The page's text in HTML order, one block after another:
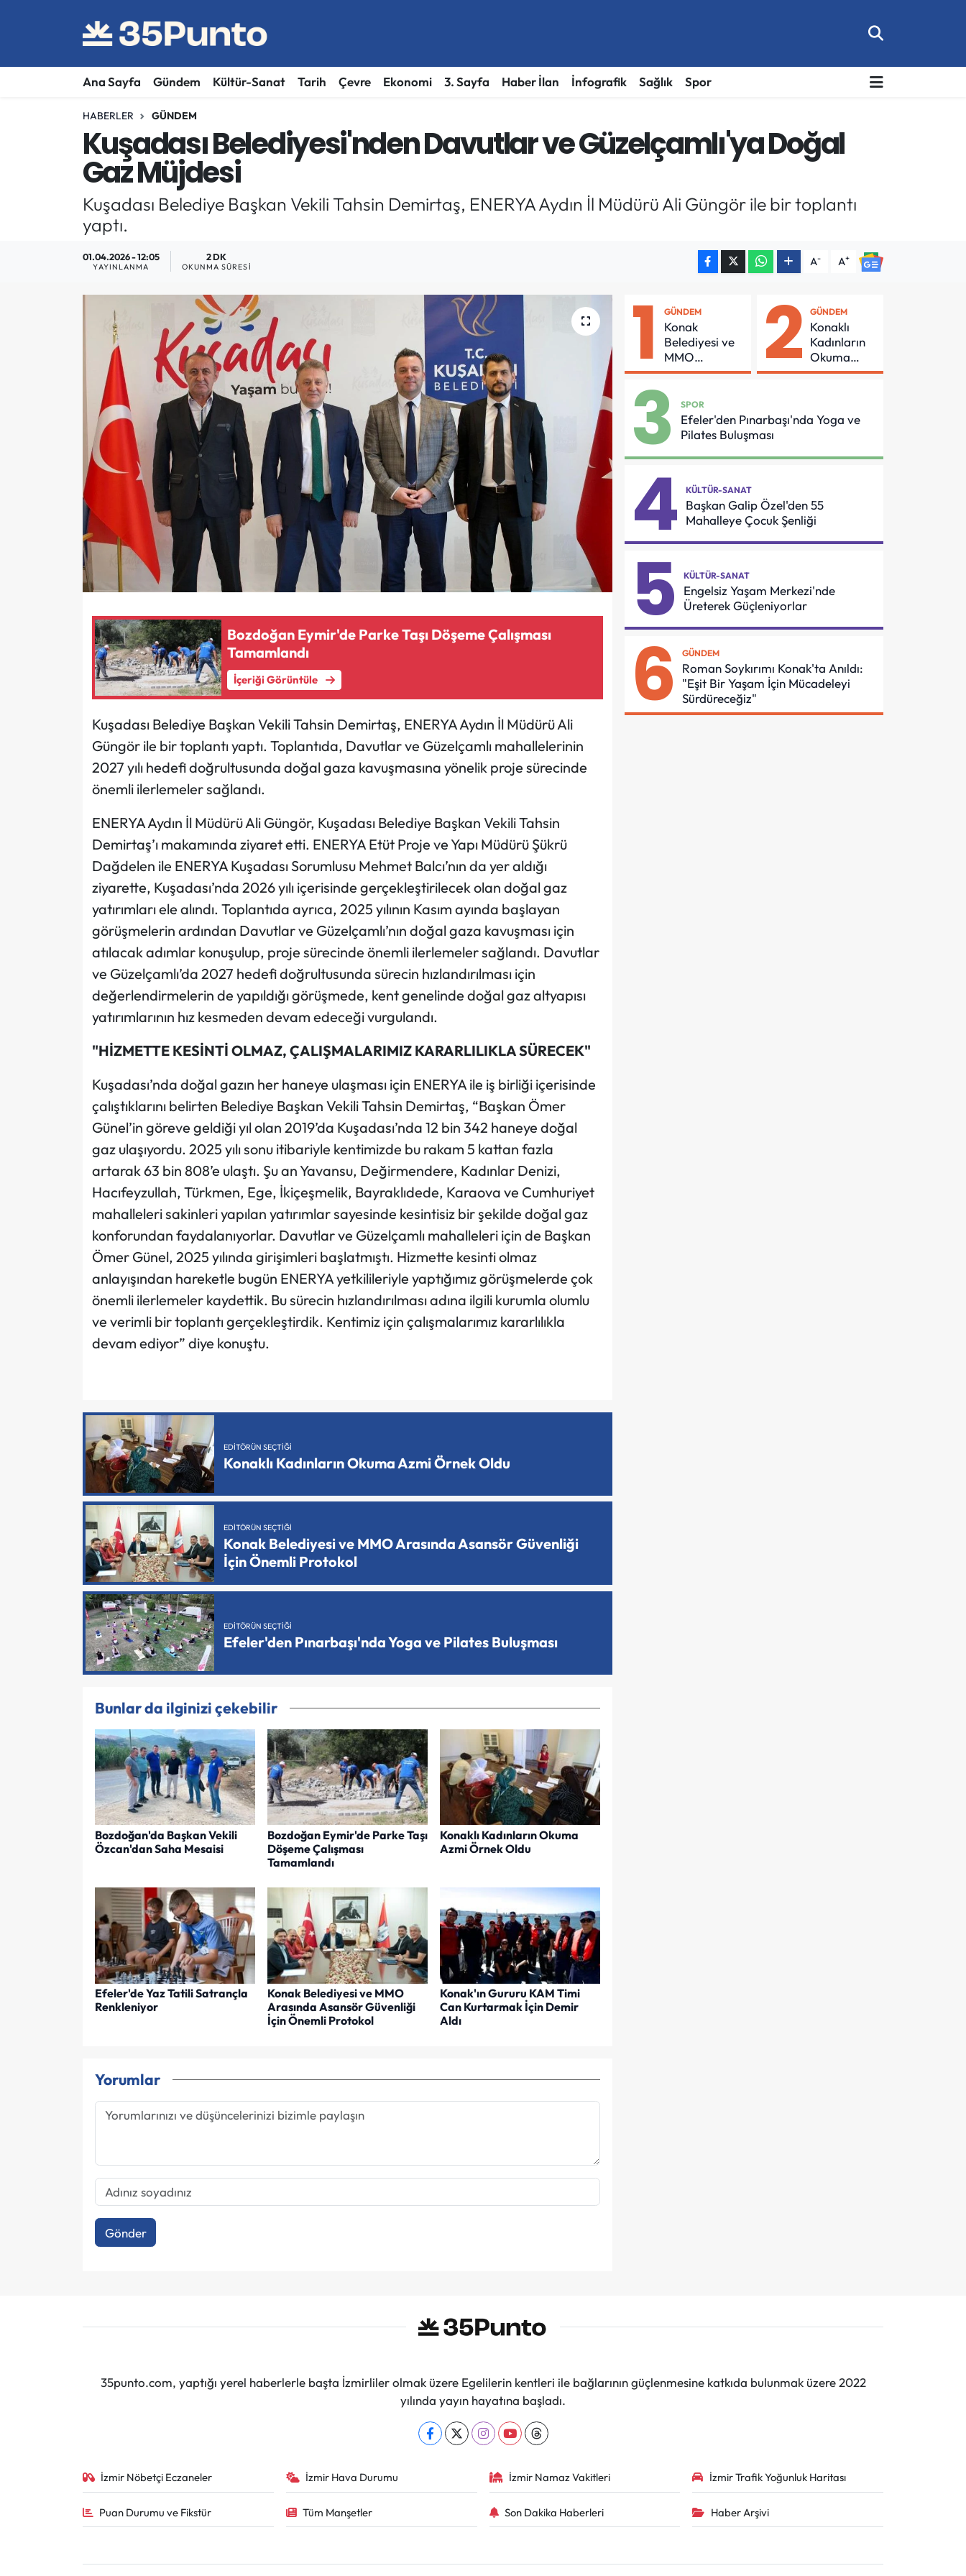
Ana Sayfa Gündem Kültür-Sanat Tarih Çevre Ekonomi 3. Sayfa Haber İlan İnfografik Sağlık Spor
HABERLER GÜNDEM
Kuşadası Belediyesi'nden Davutlar ve Güzelçamlı'ya Doğal
Gaz Müjdesi
Kuşadası Belediye Başkan Vekili Tahsin Demirtaş, ENERYA Aydın İl Müdürü Ali Güngör ile bir toplantı
yaptı.
01.04.2026 - 12:05
YAYINLANMA
2 DK
OKUNMA SÜRESI A- A+
Bozdoğan Eymir'de Parke Taşı Döşeme Çalışması
Tamamlandı
İçeriği Görüntüle
Kuşadası Belediye Başkan Vekili Tahsin Demirtaş, ENERYA Aydın İl Müdürü Ali
Güngör ile bir toplantı yaptı. Toplantıda, Davutlar ve Güzelçamlı mahallelerinin
2027 yılı hedefi doğrultusunda doğal gaza kavuşmasına yönelik proje sürecinde
önemli ilerlemeler sağlandı.
ENERYA Aydın İl Müdürü Ali Güngör, Kuşadası Belediye Başkan Vekili Tahsin
Demirtaş’ı makamında ziyaret etti. ENERYA Etüt Proje ve Yapı Müdürü Şükrü
Dağdelen ile ENERYA Kuşadası Sorumlusu Mehmet Balcı’nın da yer aldığı
ziyarette, Kuşadası’nda 2026 yılı içerisinde gerçekleştirilecek olan doğal gaz
yatırımları ele alındı. Toplantıda ayrıca, 2025 yılının Kasım ayında başlayan
görüşmelerin ardından Davutlar ve Güzelçamlı’nın doğal gaza kavuşması için
atılacak adımlar konuşulup, proje sürecinde önemli ilerlemeler sağlandı. Davutlar
ve Güzelçamlı’da 2027 hedefi doğrultusunda sürecin hızlandırılması için
değerlendirmelerin de yapıldığı görüşmede, kent genelinde doğal gaz altyapısı
yatırımlarının hız kesmeden devam edeceği vurgulandı.
"HİZMETTE KESİNTİ OLMAZ, ÇALIŞMALARIMIZ KARARLILIKLA SÜRECEK"
Kuşadası’nda doğal gazın her haneye ulaşması için ENERYA ile iş birliği içerisinde
çalıştıklarını belirten Belediye Başkan Vekili Tahsin Demirtaş, “Başkan Ömer
Günel’in göreve geldiği yıl olan 2019’da Kuşadası’nda 12 bin 342 haneye doğal
gaz ulaşıyordu. 2025 yılı sonu itibariyle kentimizde bu rakam 5 kattan fazla
artarak 63 bin 808’e ulaştı. Şu an Yavansu, Değirmendere, Kadınlar Denizi,
Hacıfeyzullah, Türkmen, Ege, İkiçeşmelik, Bayraklıdede, Karaova ve Cumhuriyet
mahalleleri sakinleri yapılan yatırımlar sayesinde kesintisiz bir şekilde doğal gaz
konforundan faydalanıyorlar. Davutlar ve Güzelçamlı mahalleleri için de Başkan
Ömer Günel, 2025 yılında girişimleri başlatmıştı. Hizmette kesinti olmaz
anlayışından hareketle bugün ENERYA yetkilileriyle yaptığımız görüşmelerde çok
önemli ilerlemeler kaydettik. Bu sürecin hızlandırılması adına ilgili kurumla olumlu
ve verimli bir toplantı gerçekleştirdik. Kentimiz için çalışmalarımız kararlılıkla
devam ediyor” diye konuştu.
EDITÖRÜN SEÇTIĞI
Konaklı Kadınların Okuma Azmi Örnek Oldu
EDITÖRÜN SEÇTIĞI
Konak Belediyesi ve MMO Arasında Asansör Güvenliği
İçin Önemli Protokol
EDITÖRÜN SEÇTIĞI
Efeler'den Pınarbaşı'nda Yoga ve Pilates Buluşması
Bunlar da ilginizi çekebilir
Bozdoğan'da Başkan Vekili
Özcan'dan Saha Mesaisi
Bozdoğan Eymir'de Parke Taşı
Döşeme Çalışması
Tamamlandı
Konaklı Kadınların Okuma
Azmi Örnek Oldu
Efeler'de Yaz Tatili Satrançla
Renkleniyor
Konak Belediyesi ve MMO
Arasında Asansör Güvenliği
İçin Önemli Protokol
Konak'ın Gururu KAM Timi
Can Kurtarmak İçin Demir
Aldı
Yorumlar
Gönder
1 GÜNDEM
Konak
Belediyesi ve
MMO
Arasında
Güvenliği İçin
Önemli
Protokol
2 GÜNDEM
Konaklı
Kadınların
Okuma
Azmi Örnek
3 SPOR
Efeler'den Pınarbaşı'nda Yoga ve
Pilates Buluşması
4 KÜLTÜR-SANAT
Başkan Galip Özel'den 55
Mahalleye Çocuk Şenliği
5 KÜLTÜR-SANAT
Engelsiz Yaşam Merkezi'nde
Üreterek Güçleniyorlar
6 GÜNDEM
Roman Soykırımı Konak'ta Anıldı:
"Eşit Bir Yaşam İçin Mücadeleyi
Sürdüreceğiz"
35punto.com, yaptığı yerel haberlerle başta İzmirliler olmak üzere Egelilerin kentleri ile bağlarının güçlenmesine katkıda bulunmak üzere 2022
yılında yayın hayatına başladı.
İzmir Nöbetçi Eczaneler İzmir Hava Durumu İzmir Namaz Vakitleri İzmir Trafik Yoğunluk Haritası
Puan Durumu ve Fikstür Tüm Manşetler Son Dakika Haberleri Haber Arşivi